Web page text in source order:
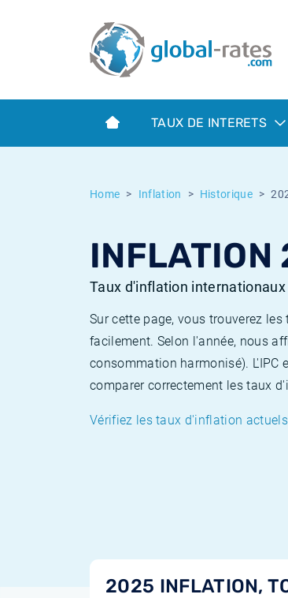
TAUX DE INTERETS
Home Inflation Historique
Taux d'inflation
Sur cette page, vous trouverez
facilement. Selon l'année, nous
consommation harmonisé). L'IPC
comparer correctement les taux
Vérifiez les taux d'inflation actuels
2025 INFLATION,
Term SOFR
Qu'est-ce que l'inflation IPC?
Qu'est-ce que l'inflation IPCH?
Taux Euribor historiques
Taux ESTER historiques
Taux d'inflation historiques
Calculateur d’inflation